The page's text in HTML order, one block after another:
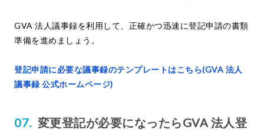
GVA 法人議事録を利用して、正確かつ迅速に登記申請の書類
準備を進めましょう。
登記申請に必要な議事録のテンプレートはこちら(GVA 法人
議事録 公式ホームページ)
変更登記が必要になったらGVA 法人登